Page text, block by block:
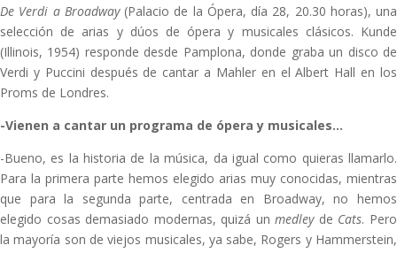
De Verdi a Broadway(Palacio de la Ópera, día 28, 20.30 horas), una
selección de arias y dúos de ópera y musicales clásicos. Kunde
(Illinois, 1954) responde desde Pamplona, donde graba un disco de
Verdi y Puccini después de cantar a Mahler en el Albert Hall en los
Proms de Londres.
-Vienen a cantar un programa de ópera y musicales…
-Bueno, es la historia de la música, da igual como quieras llamarlo.
Para la primera parte hemos elegido arias muy conocidas, mientras
que para la segunda parte, centrada en Broadway, no hemos
elegido cosas demasiado modernas, quizá unmedleyde Cats. Pero
la mayoría son de viejos musicales, ya sabe, Rogers y Hammerstein,